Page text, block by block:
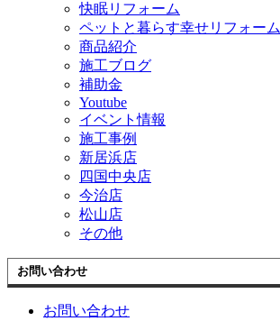
快眠リフォーム
ペットと暮らす幸せリフォーム
商品紹介
施工ブログ
補助金
Youtube
イベント情報
施工事例
新居浜店
四国中央店
今治店
松山店
その他
お問い合わせ
お問い合わせ